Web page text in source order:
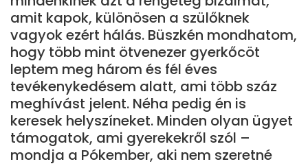
amit kapok, különösen a szülőknek
vagyok ezért hálás. Büszkén mondhatom,
hogy több mint ötvenezer gyerkőcöt
leptem meg három és fél éves
tevékenykedésem alatt, ami több száz
meghívást jelent. Néha pedig én is
keresek helyszíneket. Minden olyan ügyet
támogatok, ami gyerekekről szól –
mondja a Pókember, aki nem szeretné